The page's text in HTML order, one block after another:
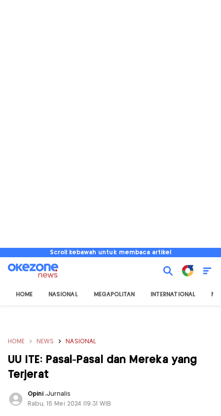
Scroll kebawah untuk membaca artikel
HOME NASIONAL MEGAPOLITAN INTERNATIONAL
HOME NEWS NASIONAL
UU ITE: Pasal-Pasal dan Mereka yang
Terjerat
Opini,Jurnalis
Rabu, 15 Mei 2024 |19:31 WIB